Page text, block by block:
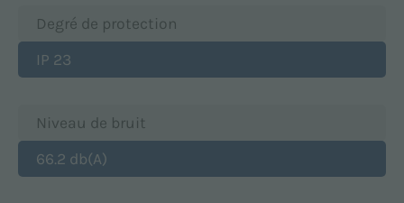
Degré de protection
IP 23
Niveau de bruit
66.2 db(A)